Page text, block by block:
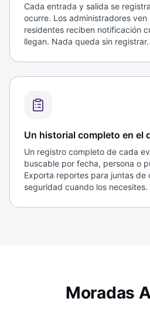
Cada entrada y salida se
ocurre. Los administradores
residentes reciben notificación
llegan. Nada queda sin registrar.
Un historial completo en el
Un registro completo de cada
buscable por fecha, persona o
Exporta reportes para juntas de
seguridad cuando los necesites.
Moradas